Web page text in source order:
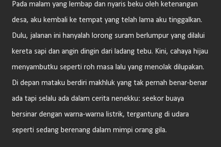
Pada malam yang lembap dan nyaris beku oleh ketenangan
desa, aku kembali ke tempat yang telah lama aku tinggalkan.
Dulu, jalanan ini hanyalah lorong suram berlumpur yang dilalui
kereta sapi dan angin dingin dari ladang tebu. Kini, cahaya hijau
menyambutku seperti roh masa lalu yang menolak dilupakan.
Di depan mataku berdiri makhluk yang tak pernah benar-benar
ada tapi selalu ada dalam cerita nenekku: seekor buaya
bersinar dengan warna-warna listrik, tergantung di udara
seperti sedang berenang dalam mimpi orang gila.